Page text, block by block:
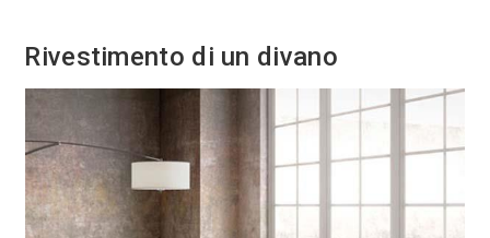
Rivestimento di un divano